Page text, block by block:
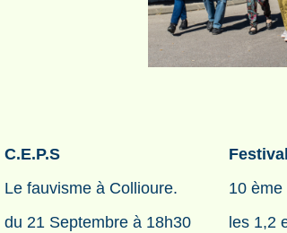
C.E.P.S
Le fauvisme à Collioure.
du 21 Septembre à 18h30
10 ème
les 1,2